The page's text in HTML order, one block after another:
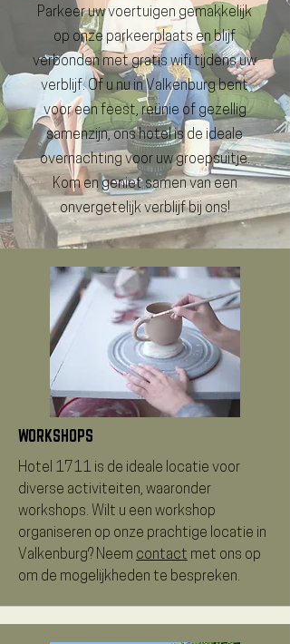
Parkeer uw voertuigen gemakkelijk
op onze parkeerplaats en blijf
verbonden met gratis wifi tijdens uw
verblijf. Of u nu in Valkenburg bent
voor een feest, reünie of gezellig
samenzijn, ons hotel is de ideale
overnachting voor uw groepsuitje.
Kom en geniet samen van een
onvergetelijk verblijf bij ons!
WORKSHOPS
Hotel 1711 is de ideale locatie voor
diverse activiteiten, waaronder
workshops. Wilt u een workshop
organiseren op onze prachtige locatie in
Valkenburg? Neem contact met ons op
om de mogelijkheden te bespreken.